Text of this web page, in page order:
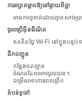
ការរក្សាគម្លាតឱ្យនៅឆ្ងាយពីគ្នា
មានការទូទាត់ដោយគ្មានសាច់ប្រ
ចូលប្រើអ៊ីនធឺណិត
ឥតគិតថ្លៃ Wi-Fi នៅក្នុងបន្ទ
ដឹកជញ្ជូន
កន្លែង​ចត​ឡាន
ចំណតដែលអាចចូលបាន។
ជម្រើសអាហារពេលព្រឹក
តំបន់ទូទៅ